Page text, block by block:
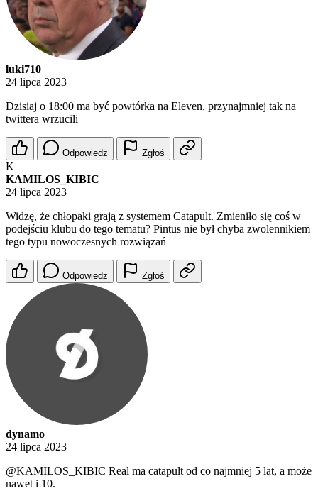
luki710
24 lipca 2023
Dzisiaj o 18:00 ma być powtórka na Eleven, przynajmniej tak na
twittera wrzucili
Odpowiedz Zgłoś
K
KAMILOS_KIBIC
24 lipca 2023
Widzę, że chłopaki grają z systemem Catapult. Zmieniło się coś w
podejściu klubu do tego tematu? Pintus nie był chyba zwolennikiem
tego typu nowoczesnych rozwiązań
Odpowiedz Zgłoś
dynamo
24 lipca 2023
@KAMILOS_KIBIC Real ma catapult od co najmniej 5 lat, a może
nawet i 10.